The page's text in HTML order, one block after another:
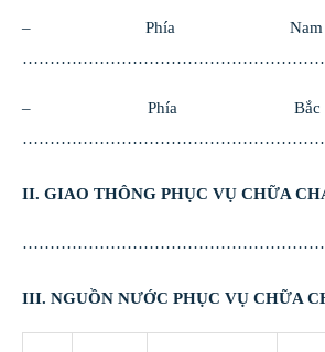
– Phía
– Phía
II. GIAO THÔNG PHỤC VỤ CHỮA
III. NGUỒN NƯỚC PHỤC VỤ CHỮA